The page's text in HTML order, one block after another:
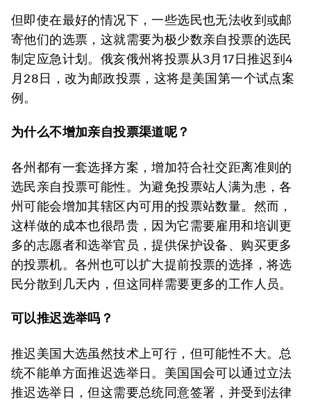
但即使在最好的情况下，一些选民也无法收到或邮
寄他们的选票，这就需要为极少数亲自投票的选民
制定应急计划。俄亥俄州将投票从3月17日推迟到4
月28日，改为邮政投票，这将是美国第一个试点案
例。
为什么不增加亲自投票渠道呢？
各州都有一套选择方案，增加符合社交距离准则的
选民亲自投票可能性。为避免投票站人满为患，各
州可能会增加其辖区内可用的投票站数量。然而，
这样做的成本也很昂贵，因为它需要雇用和培训更
多的志愿者和选举官员，提供保护设备、购买更多
的投票机。各州也可以扩大提前投票的选择，将选
民分散到几天内，但这同样需要更多的工作人员。
可以推迟选举吗？
推迟美国大选虽然技术上可行，但可能性不大。总
统不能单方面推迟选举日。美国国会可以通过立法
推迟选举日，但这需要总统同意签署，并受到法律